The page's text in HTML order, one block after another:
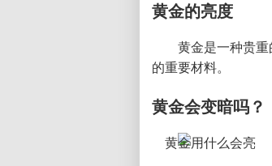
黄金的亮度
黄金是一种贵
的重要材料。
黄金会变暗吗？